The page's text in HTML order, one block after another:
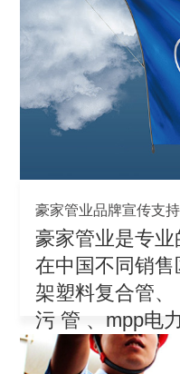
豪家管业品牌宣传支持
豪家管业是专业
在中国不同销
架塑料复合管
污 管 、mpp电
积极参